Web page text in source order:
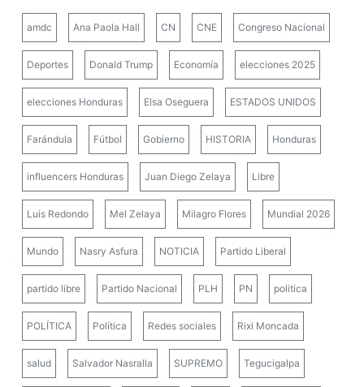
amdc Ana Paola Hall CN CNE Congreso Nacional
Deportes Donald Trump Economía elecciones 2025
elecciones Honduras Elsa Oseguera ESTADOS UNIDOS
Farándula Fútbol Gobierno HISTORIA Honduras
influencers Honduras Juan Diego Zelaya Libre
Luis Redondo Mel Zelaya Milagro Flores Mundial 2026
Mundo Nasry Asfura NOTICIA Partido Liberal
partido libre Partido Nacional PLH PN politica
POLÍTICA Política Redes sociales Rixi Moncada
salud Salvador Nasralla SUPREMO Tegucigalpa